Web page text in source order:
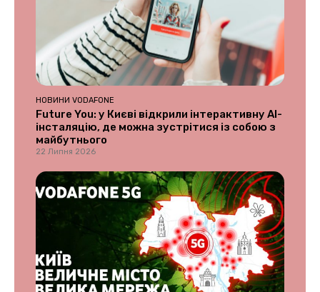
НОВИНИ VODAFONE
Future You: у Києві відкрили інтерактивну AI-
інсталяцію, де можна зустрітися із собою з
майбутнього
22 Липня 2026